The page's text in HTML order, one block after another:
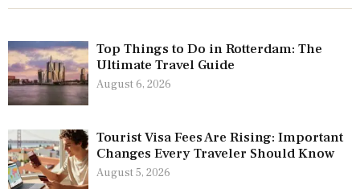
Top Things to Do in Rotterdam: The
Ultimate Travel Guide
August 6, 2026
Tourist Visa Fees Are Rising: Important
Changes Every Traveler Should Know
August 5, 2026